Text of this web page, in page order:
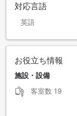
対応言語
英語
お役立ち情報
施設・設備
客室数 19